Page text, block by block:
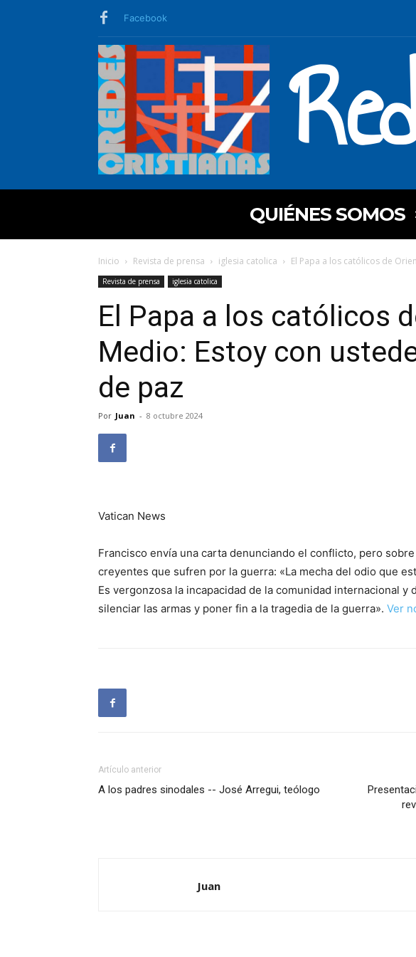
Facebook
QUIÉNES SOMOS
Inicio Revista de prensa iglesia catolica El Papa a los católicos de
Revista de prensa iglesia catolica
El Papa a los católicos
Medio: Estoy con
de paz
Por Juan - 8 octubre 2024
Vatican News
Francisco envía una carta denunciando el conflicto, pero
creyentes que sufren por la guerra: «La mecha del odio que
Es vergonzosa la incapacidad de la comunidad internacional y
silenciar las armas y poner fin a la tragedia de la guerra». Ver
Artículo anterior
A los padres sinodales -- José Arregui, teólogo
Juan